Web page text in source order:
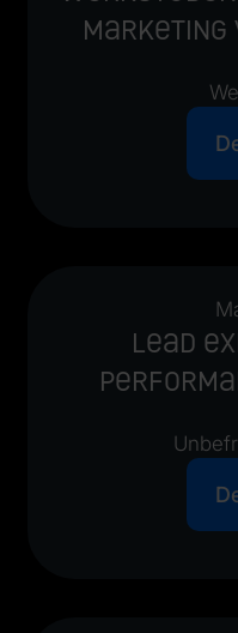
Marketing
Lead